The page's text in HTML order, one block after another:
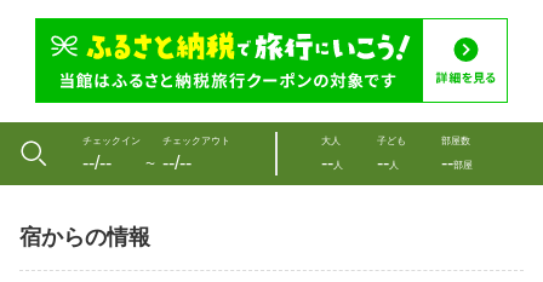
チェックイン
--/-- 〜
チェックアウト
--/--
大人
--人
子ども
--人
部屋数
--部屋
宿からの情報